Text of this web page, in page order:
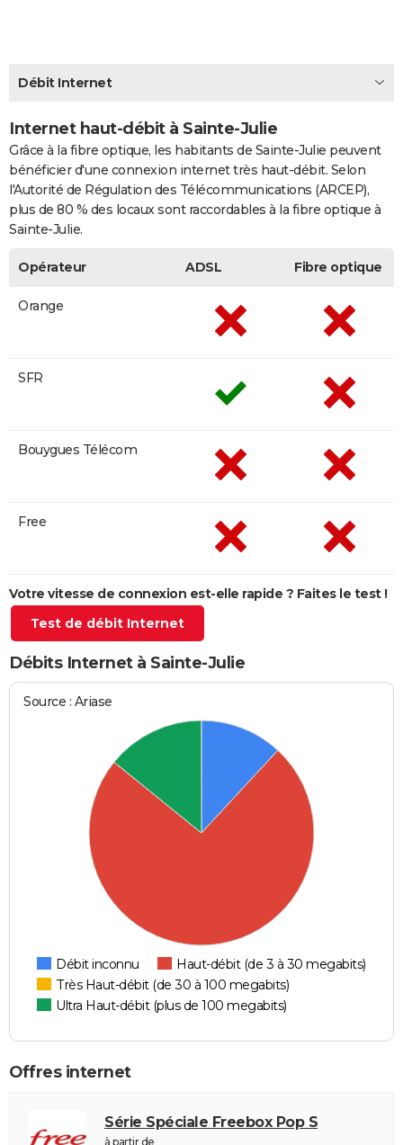
CARTE DE VOEUX
Carte de Noël
Carte Bonne année
Carte Saint-Valentin
Carte Pâques
Carte d'anniversaire
DICTIONNAIRE
PROGRAMME TV
S'inscrire
Se connecter
Lycées
Collèges
Primaires
Universités
Entreprises
Service militaire
Avis de recherche
AVIS DE DÉCÈS
FORUM
Débit Internet
Internet haut-débit à Sainte-Julie
Grâce à la fibre optique, les habitants de Sainte-Julie peuvent
bénéficier d'une connexion internet très haut-débit. Selon
l'Autorité de Régulation des Télécommunications (ARCEP),
plus de 80 % des locaux sont raccordables à la fibre optique à
Sainte-Julie.
Opérateur ADSL Fibre optique
Orange
SFR
Bouygues Télécom
Free
Votre vitesse de connexion est-elle rapide ? Faites le test !
Test de débit Internet
Débits Internet à Sainte-Julie
Source : Ariase
Débit inconnu
Haut-débit (de 3 à 30 megabits)
Très Haut-débit (de 30 à 100 megabits)
Ultra Haut-débit (plus de 100 megabits)
Offres internet
Série Spéciale Freebox Pop S
à partir de